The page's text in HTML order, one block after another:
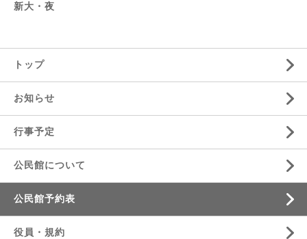
新大・夜
トップ
お知らせ
行事予定
公民館について
公民館予約表
役員・規約